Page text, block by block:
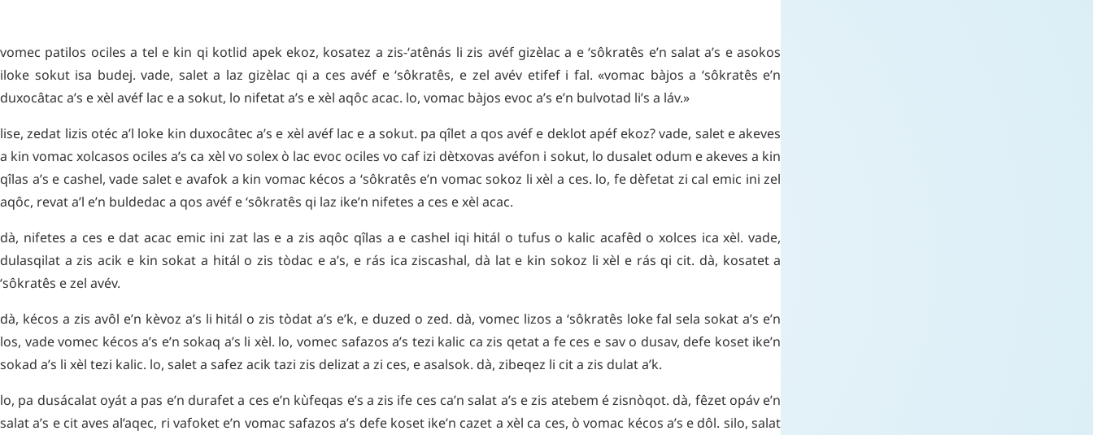
vomec patilos ociles a tel e kin qi kotlid apek ekoz, kosatez a zis-ʻatênás li zis avéf gizèlac a e ʻsôkratês e’n salat a’s e asokos
iloke sokut isa budej. vade, salet a laz gizèlac qi a ces avéf e ʻsôkratês, e zel avév etifef i fal. «vomac bàjos a ʻsôkratês e’n
duxocâtac a’s exèl avéf lac ea sokut, lo nifetata’s exèl aqôc acac. lo, vomac bàjos evoc a’s e’n bulvotad li’s a láv.»
lise,zedat lizis otéc a’l loke kin duxocâtec a’s e xèl avéf lac e a sokut. pa qîlet a qos avéf e deklot apéf ekoz?vade, salet eakeves
a kin vomac xolcasos ociles a’s ca xèl vo solex ò lac evoc ociles vo caf izi dètxovas avéfon i sokut, lo dusalet odum eakeves a kin
qîlas a’s e cashel,vade salet e avafok a kin vomac kécos a ʻsôkratês e’n vomac sokoz li xèl a ces. lo, fe dèfetat zi cal emic ini zel
aqôc, revata’l e’n buldedac a qos avéf eʻsôkratês qi laz ike’n nifetes a ces exèl acac.
dà, nifetes a ces e dat acac emic ini zat las e a zis aqôc qîlas a e cashel iqi hitál o tufus o kalic acafêd o xolces ica xèl. vade,
dulasqilat a zis acik e kin sokat a hitál o zis tòdac e a’s, e rás ica ziscashal, dà lat e kin sokoz li xèl e rás qi cit. dà, kosatet a
ʻsôkratês ezel avév.
dà, kécos a zis avôl e’n kèvoz a’s li hitál o zis tòdat a’s e’k, e duzed o zed. dà, vomec lizos a ʻsôkratês loke fal sela sokat a’s e’n
los, vade vomec kécos a’s e’n sokaq a’s li xèl. lo,vomec safazos a’s tezi kalic ca zis qetat a fe ces e sav o dusav, defe koset ike’n
sokad a’s li xèl tezi kalic. lo, saleta safez acik tazi zis delizata zi ces, easalsok. dà, zibeqez li cita zis dulata’k.
lo, pa dusácalat oyáta pas e’n durafeta ces e’n kùfeqas e’s a zis ife ces ca’n salat a’s ezis atebem ézisnòqot. dà, fêzet opáv e’n
salata’s e citaves al’aqec, ri vafoket e’n vomac safazos a’s defe koset ike’n cazet a xèl ca ces, ò vomac kécos a’s e dôl. silo,salat